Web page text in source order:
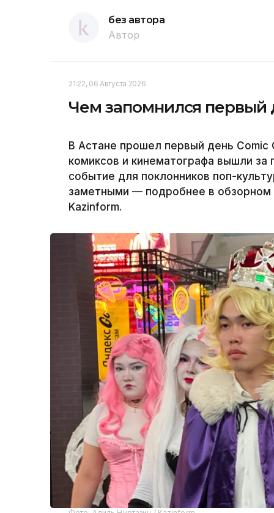
без автора
Автор
21:22, 06 Августа 2026
Чем запомнился первый
В Астане прошел первый день Comic
комиксов и кинематографа вышли
событие для поклонников поп-
заметными — подробнее в обзорном
Kazinform.